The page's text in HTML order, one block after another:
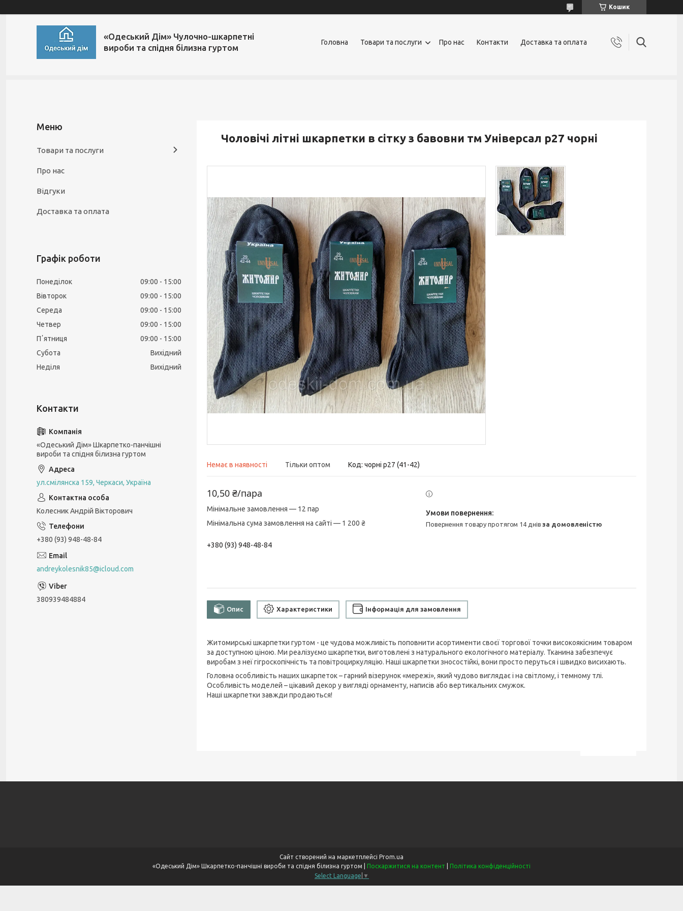
Кошик
«Одеський Дім» Чулочно-шкарпетні
вироби та спідня білизна гуртом
Головна Товари та послуги Про нас Контакти Доставка та оплата
Чоловічі літні шкарпетки в сітку з бавовни тм Універсал р27 чорні
Немає в наявності Тільки оптом Код: чорні р27 (41-42)
10,50 ₴/пара
Мінімальне замовлення — 12 пар
Мінімальна сума замовлення на сайті — 1 200 ₴
+380 (93) 948-48-84
повернення товару протягом 14 днівза домовленістю
Опис Характеристики Інформація для замовлення
Житомирські шкарпетки гуртом - це чудова можливість поповнити асортименти своєї торгової точки високоякісним товаром
за доступною ціною. Ми реалізуємо шкарпетки, виготовлені з натурального екологічного матеріалу. Тканина забезпечує
виробам з неї гігроскопічність та повітроциркуляцію. Наші шкарпетки зносостійкі, вони просто перуться і швидко висихають.
Головна особливість наших шкарпеток – гарний візерунок «мережі», який чудово виглядає і на світлому, і темному тлі.
Особливість моделей – цікавий декор у вигляді орнаменту, написів або вертикальних смужок.
Наші шкарпетки завжди продаються!
Товари та послуги
Про нас
Відгуки
Доставка та оплата
Графік роботи
Понеділок 09:00
15:00
Вівторок
09:00
15:00
Середа
09:00
15:00
Четвер
09:00
15:00
Пʼятниця
09:00
15:00
Субота
Вихідний
Неділя
Вихідний
«Одеський Дім» Шкарпетко-панчішні
вироби та спідня білизна гуртом
ул.смілянска 159, Черкаси, Україна
Колесник Андрій Вікторович
+380 (93) 948-48-84
andreykolesnik85@icloud.com
380939484884
Сайт створений на маркетплейсі Prom.ua
Поскаржитися на контент
Політика конфіденційності
Select Language ▼